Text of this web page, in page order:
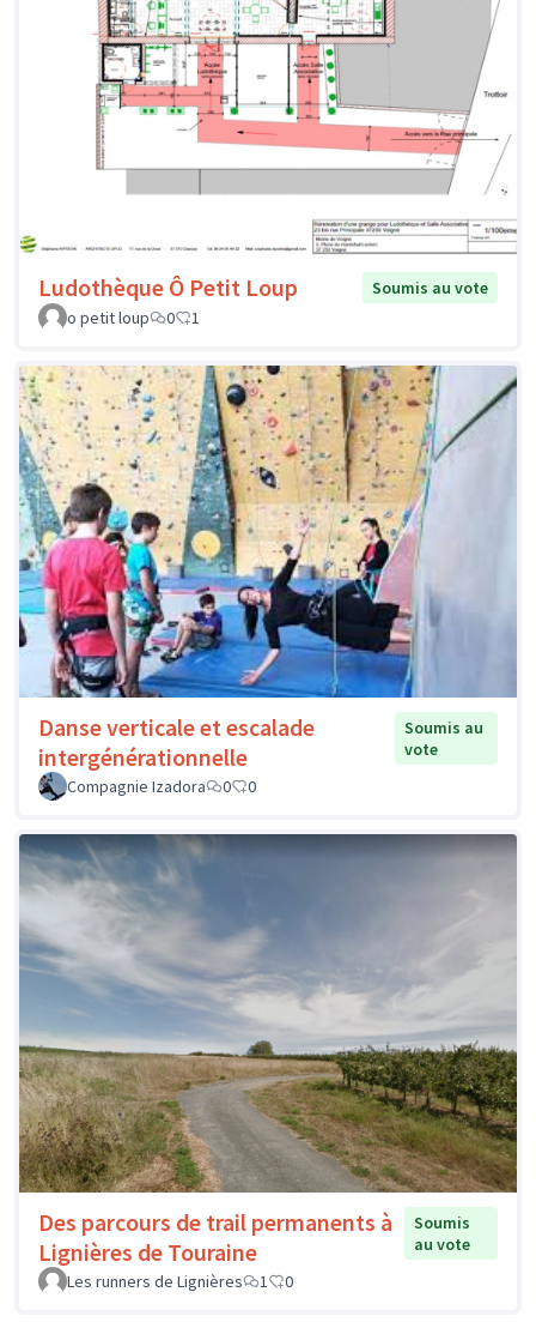
Ludothèque Ô Petit Loup
Soumis au vote
o petit loup
0 1
Danse verticale et escalade
intergénérationnelle
Soumis au
vote
Compagnie Izadora
0 0
Des parcours de trail permanents à
Lignières de Touraine
Soumis
au vote
Les runners de Lignières
1 0